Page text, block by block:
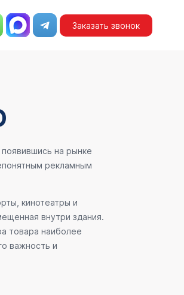
Заказать звонок
на рынке
рекламным
кинотеатры и
внутри здания.
товара наиболее
важность и